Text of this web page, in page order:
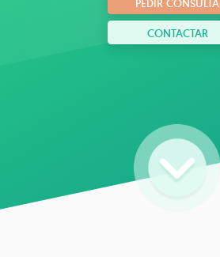
PEDIR CONSULTA
CONTACTAR